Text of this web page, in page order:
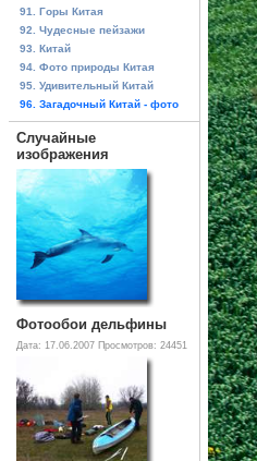
91. Горы Китая
92. Чудесные пейзажи
93. Китай
94. Фото природы Китая
95. Удивительный Китай
96. Загадочный Китай - фото
Случайные
изображения
Фотообои дельфины
Дата: 17.06.2007 Просмотров: 24451